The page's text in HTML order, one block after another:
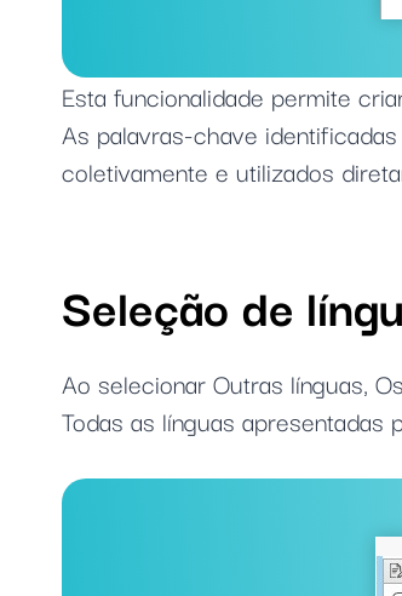
Esta funcionalidade permite
As palavras-chave
coletivamente e utilizados
Seleção de
Ao selecionar Outras línguas,
Todas as línguas apresentadas